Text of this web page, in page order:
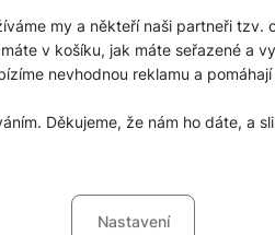
my a někteří naši partneři tzv.
v košíku, jak máte seřazené a
nevhodnou reklamu a
Děkujeme, že nám ho dáte, a
cookies
Nastavení
Zobrazit všechny